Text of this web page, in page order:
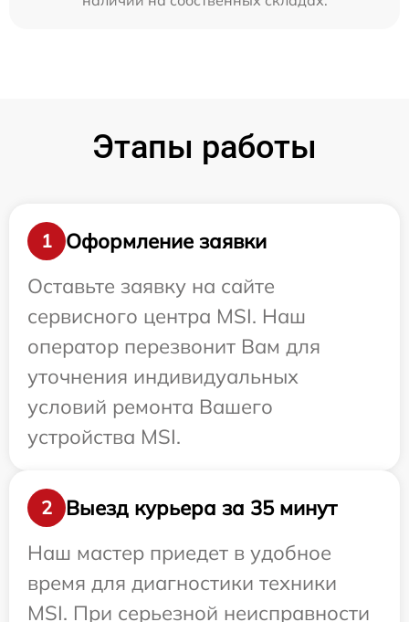
Этапы работы
1
Оформление заявки
Оставьте заявку на сайте
сервисного центра MSI. Наш
оператор перезвонит Вам для
уточнения индивидуальных
условий ремонта Вашего
устройства MSI.
2
Выезд курьера за 35 минут
Наш мастер приедет в удобное
время для диагностики техники
MSI. При серьезной неисправности